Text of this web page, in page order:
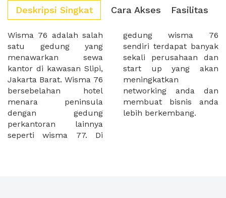
Deskripsi Singkat Cara Akses Fasilitas
Wisma 76 adalah salah
satu gedung yang
menawarkan sewa
kantor di kawasan Slipi,
Jakarta Barat. Wisma 76
bersebelahan hotel
menara peninsula
dengan gedung
perkantoran lainnya
seperti wisma 77. Di
gedung wisma 76
sendiri terdapat banyak
sekali perusahaan dan
start up yang akan
meningkatkan
networking anda dan
membuat bisnis anda
lebih berkembang.